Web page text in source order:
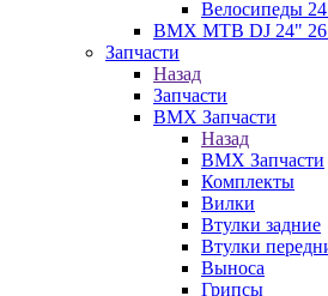
Велосипеды
BMX MTB DJ 24"
Запчасти
Назад
Запчасти
BMX Запчасти
Назад
BMX Запчасти
Комплекты
Вилки
Втулки задние
Втулки
Выноса
Грипсы